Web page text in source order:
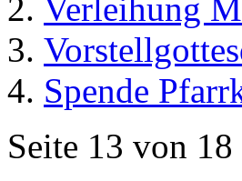
Verleihung
Spende
Seite 13 von 18